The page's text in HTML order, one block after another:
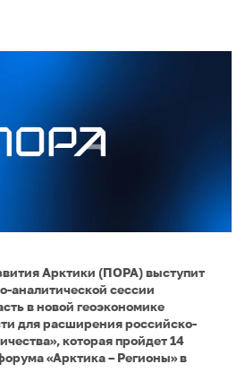
Арктики (ПОРА) выступит
аналитической сессии
в новой геоэкономике
для расширения российско-
которая пройдет 14
«Арктика – Регионы» в